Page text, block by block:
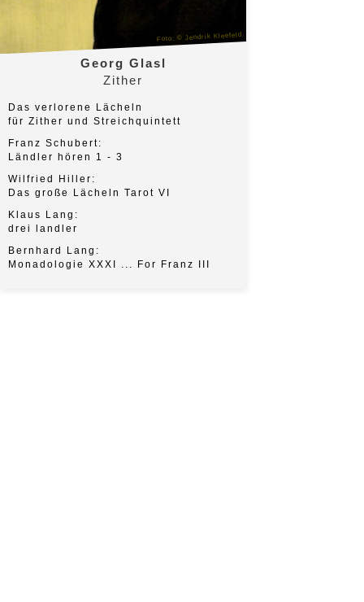
Georg Glasl
Zither
Das verlorene Lächeln
für Zither und Streichquintett
Franz Schubert:
Ländler hören 1 - 3
Wilfried Hiller:
Das große Lächeln Tarot VI
Klaus Lang:
drei landler
Bernhard Lang:
Monadologie XXXI ... For Franz III
Foto: © Jendrik Kleefeld